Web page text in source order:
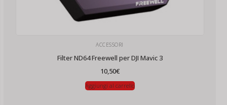
ACCESSORI
Filter ND64 Freewell per DJI Mavic 3
10,50€
Aggiungi al carrello